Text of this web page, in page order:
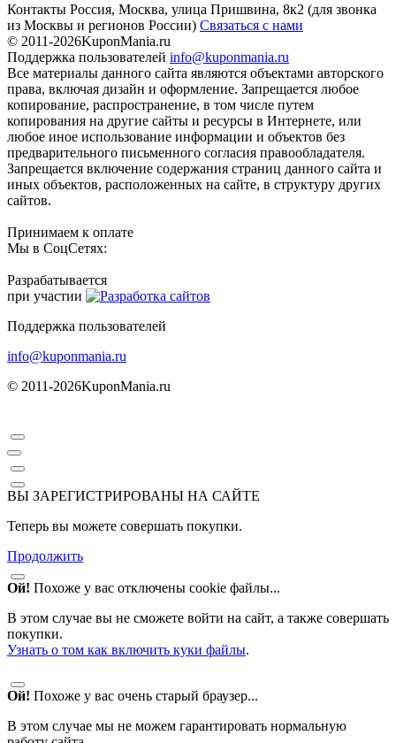
Контакты Россия, Москва, улица Пришвина, 8к2 (для звонка
из Москвы и регионов России) Связаться с нами
© 2011-2026KuponMania.ru
Поддержка пользователей info@kuponmania.ru
Все материалы данного сайта являются объектами авторского
права, включая дизайн и оформление. Запрещается любое
копирование, распространение, в том числе путем
копирования на другие сайты и ресурсы в Интернете, или
любое иное использование информации и объектов без
предварительного письменного согласия правообладателя.
Запрещается включение содержания страниц данного сайта и
иных объектов, расположенных на сайте, в структуру других
сайтов.
Принимаем к оплате
Мы в СоцСетях:
Разрабатывается
при участии
Поддержка пользователей
info@kuponmania.ru
© 2011-2026KuponMania.ru
ВЫ ЗАРЕГИСТРИРОВАНЫ НА САЙТЕ
Теперь вы можете совершать покупки.
Продолжить
Ой! Похоже у вас отключены cookie файлы...
В этом случае вы не сможете войти на сайт, а также совершать
покупки.
Узнать о том как включить куки файлы.
Ой! Похоже у вас очень старый браузер...
В этом случае мы не можем гарантировать нормальную